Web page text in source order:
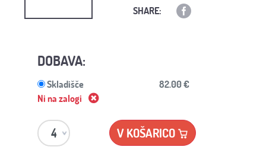
SHARE:
DOBAVA:
Skladišče
82.00 €
Ni na zalogi
V KOŠARICO